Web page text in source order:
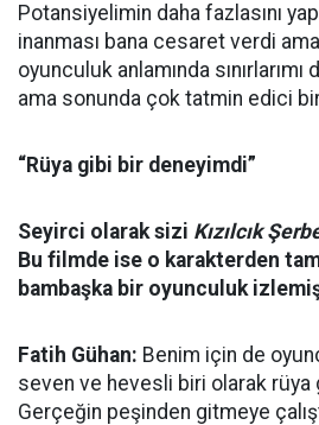
Potansiyelimin daha fazlasını
inanması bana cesaret verdi
oyunculuk anlamında sınırlarımı
ama sonunda çok tatmin edici
“Rüya gibi bir deneyimdi”
Seyirci olarak sizi Kızılcık
Bu filmde ise o karakterden
bambaşka bir oyunculuk
Fatih Gühan: Benim için de
seven ve hevesli biri olarak rüya
Gerçeğin peşinden gitmeye